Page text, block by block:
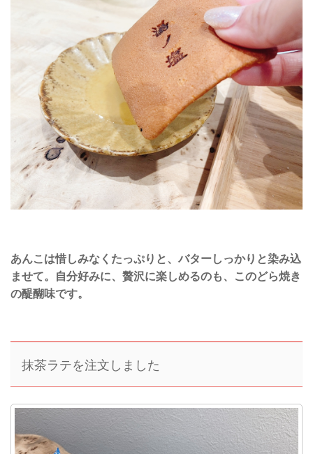
あんこは惜しみなくたっぷりと、バターしっかりと染み込
ませて。自分好みに、贅沢に楽しめるのも、このどら焼き
の醍醐味です。
抹茶ラテを注文しました